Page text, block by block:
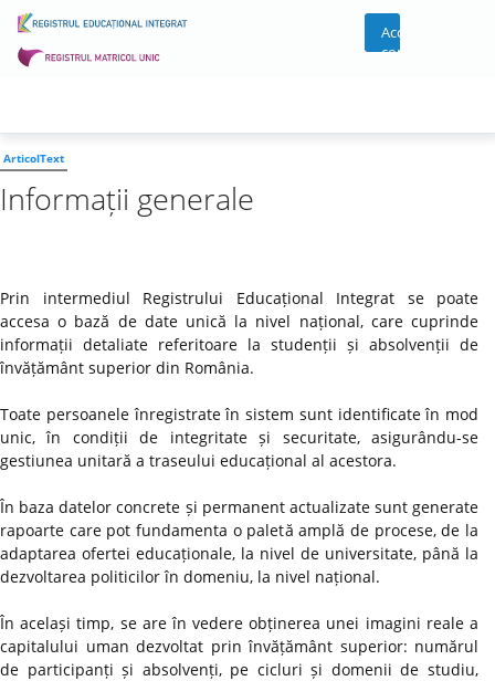
Acces
cont
ArticolText
Informații generale
Prin intermediul Registrului Educațional Integrat se poate
accesa o bază de date unică la nivel național, care cuprinde
informații detaliate referitoare la studenții și absolvenții de
învățământ superior din România.
Toate persoanele înregistrate în sistem sunt identificate în mod
unic, în condiții de integritate și securitate, asigurându-se
gestiunea unitară a traseului educațional al acestora.
În baza datelor concrete și permanent actualizate sunt generate
rapoarte care pot fundamenta o paletă amplă de procese, de la
adaptarea ofertei educaționale, la nivel de universitate, până la
dezvoltarea politicilor în domeniu, la nivel național.
În același timp, se are în vedere obținerea unei imagini reale a
capitalului uman dezvoltat prin învățământ superior: numărul
de participanți și absolvenți, pe cicluri și domenii de studiu,